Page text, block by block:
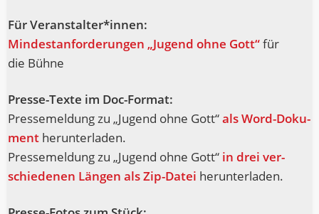
Für Veranstalter*innen:
Min­dest­an­for­de­run­gen „Jugend ohne Gott“für
die Bühne
Pres­se-Tex­te im Doc-Format:
Pres­se­mel­dung zu „Jugend ohne Gott“als Word-Doku­
ment herunterladen.
Pres­se­mel­dung zu „Jugend ohne Gott“ in drei ver­
schie­de­nen Län­gen als Zip-Datei herunterladen.